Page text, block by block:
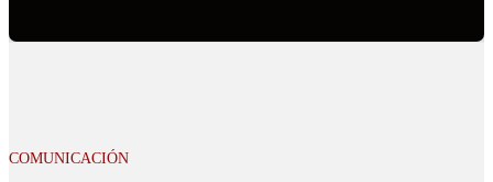
COMUNICACIÓN